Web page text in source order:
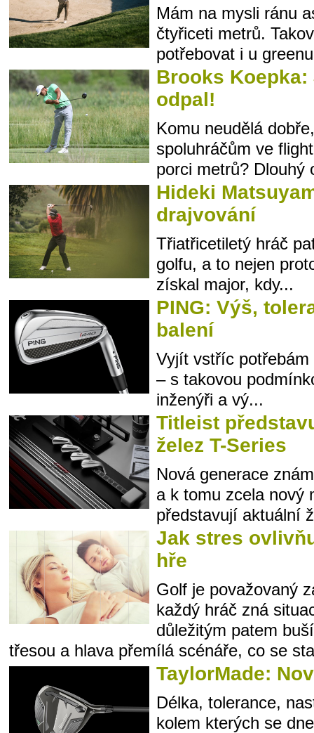
Mám na mysli ránu
čtyřiceti metrů.
potřebovat i u
Brooks
odpal!
Komu neudělá
spoluhráčům ve
porci metrů? Dlouhý
Hideki
drajvování
Třiatřicetiletý hráč
golfu, a to nejen
získal major, kdy...
PING: Výš,
balení
Vyjít vstříc
– s takovou
inženýři a vý...
Titleist
želez T-Series
Nová generace
a k tomu zcela nový
představují aktuální
Jak stres
hře
Golf je považovaný
každý hráč zná
důležitým patem
třesou a hlava přemílá scénáře, co se
TaylorMade:
Délka, tolerance,
kolem kterých se